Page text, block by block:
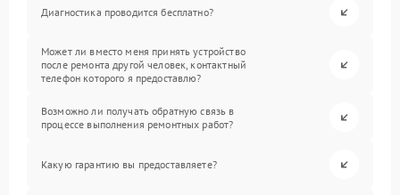
Диагностика проводится бесплатно?
Может ли вместо меня принять устройство
после ремонта другой человек, контактный
телефон которого я предоставлю?
Возможно ли получать обратную связь в
процессе выполнения ремонтных работ?
Какую гарантию вы предоставляете?